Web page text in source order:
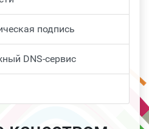
подпись
DNS-сервис